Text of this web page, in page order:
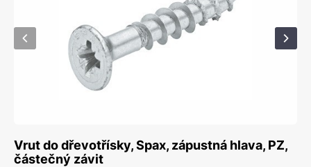
Vrut do dřevotřísky, Spax, zápustná hlava, PZ,
částečný závit